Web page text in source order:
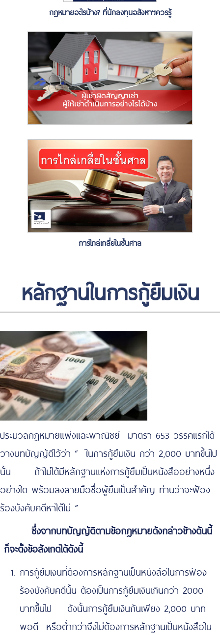
กฎหมายอะไรบ้าง? ที่นักลงทุนอสังหาฯควรรู้
การไกล่เกลี่ยในชั้นศาล
หลักฐานในการกู้ยืมเงิน
ประมวลกฎหมายแพ่งและพาณิชย์ มาตรา 653 วรรคแรกได้
วางบทบัญญัติไว้ว่า “ ในการกู้ยืมเงิน กว่า 2,000 บาทขึ้นไป
นั้น ถ้าไม่ได้มีหลักฐานแห่งการกู้ยืมเป็นหนังสืออย่างหนึ่ง
อย่างใด พร้อมลงลายมือชื่อผู้ยืมเป็นสำคัญ ท่านว่าจะฟ้อง
ร้องบังคับคดีหาได้ไม่ ”
ซึ่งจากบทบัญญัติตามข้อกฎหมายดังกล่าวข้างต้นนี้
ก็จะตั้งข้อสังเกตได้ดังนี้
การกู้ยืมเงินที่ต้องการหลักฐานเป็นหนังสือในการฟ้อง
ร้องบังคับคดีนั้น ต้องเป็นการกู้ยืมเงินเกินกว่า 2000
บาทขึ้นไป ดังนั้นการกู้ยืมเงินกันเพียง 2,000 บาท
พอดี หรือต่ำกว่าจึงไม่ต้องการหลักฐานเป็นหนังสือใน